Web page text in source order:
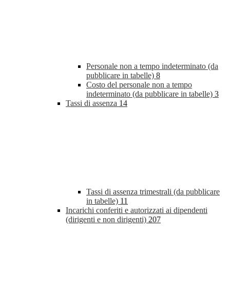
Personale non a tempo indeterminato (da
pubblicare in tabelle) 8
Costo del personale non a tempo
indeterminato (da pubblicare in tabelle) 3
Tassi di assenza 14
Tassi di assenza trimestrali (da pubblicare
in tabelle) 11
Incarichi conferiti e autorizzati ai dipendenti
(dirigenti e non dirigenti) 207